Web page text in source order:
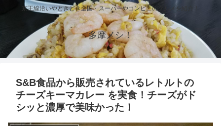
京王線沿いやときどき全国・スーパーやコンビニのグルメを紹介！
多摩メシ！
S&B食品から販売されているレトルトの
チーズキーマカレー を実食！チーズがド
シッと濃厚で美味かった！